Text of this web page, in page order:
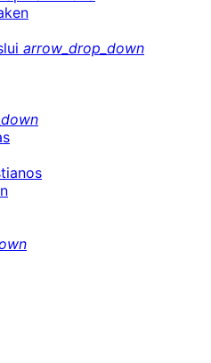
arrow_drop_down